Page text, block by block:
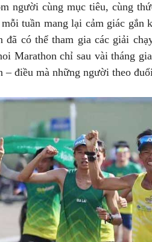
người cùng mục tiêu, cùng
tuần mang lại cảm giác gắn
đã có thể tham gia các giải
Marathon chỉ sau vài tháng
– điều mà những người theo